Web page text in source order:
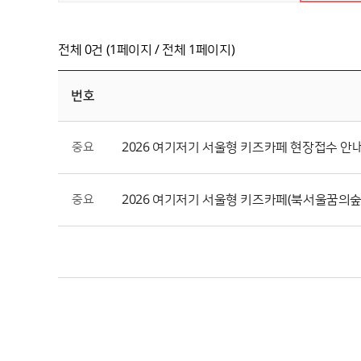
전체 0건 (1페이지 / 전체 1페이지)
번호
중요 2026 여기저기 서울형 키즈카페 현장접수 안
중요 2026 여기저기 서울형 키즈카페(북서울꿈의